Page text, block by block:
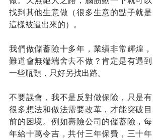
找到其他生意做（很多生意的點子就是
這樣被逼出來的）。
我們做儲蓄險十多年，業績非常輝煌，
難道會無端端舍去不做？肯定是有遇到
一些瓶頸，只好另找出路。
不要誤會，我不是反對做保險，只是有
很多想法和做法需要改革，才能突破目
前的困境。例如壽險公司的儲蓄險，每
年給十萬令吉，共付三年保費，三十年